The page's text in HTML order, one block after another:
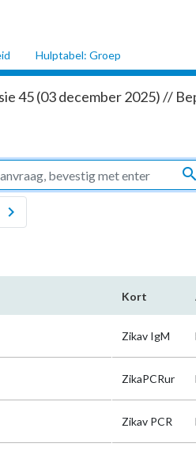
Hulptabel: Groep
45 (03 december 2025) //
search
chevron_right
Kort
Zikav IgM
ZikaPCRur
Zikav PCR